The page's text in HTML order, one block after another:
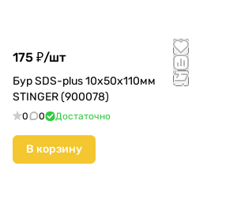
175 ₽/шт
Бур SDS-plus 10х50х110мм
STINGER (900078)
0 0 Достаточно
В корзину